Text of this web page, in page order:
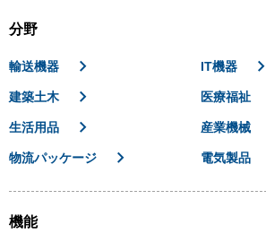
分野
輸送機器 IT機器
建築土木 医療福祉
生活用品 産業機械
物流パッケージ 電気製品
機能